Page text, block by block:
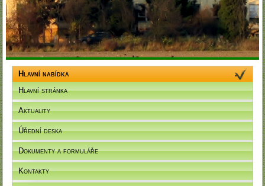
Hlavní nabídka
Hlavní stránka
Aktuality
Úřední deska
Dokumenty a formuláře
Kontakty